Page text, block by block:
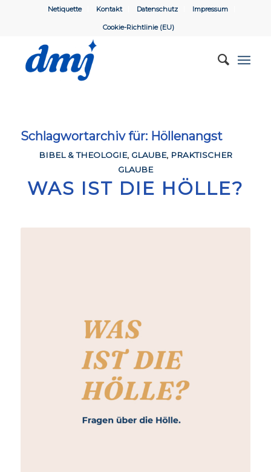
Netiquette Kontakt Datenschutz Impressum
Cookie-Richtlinie (EU)
Schlagwortarchiv für: Höllenangst
BIBEL & THEOLOGIE, GLAUBE, PRAKTISCHER
GLAUBE
WAS IST DIE HÖLLE?